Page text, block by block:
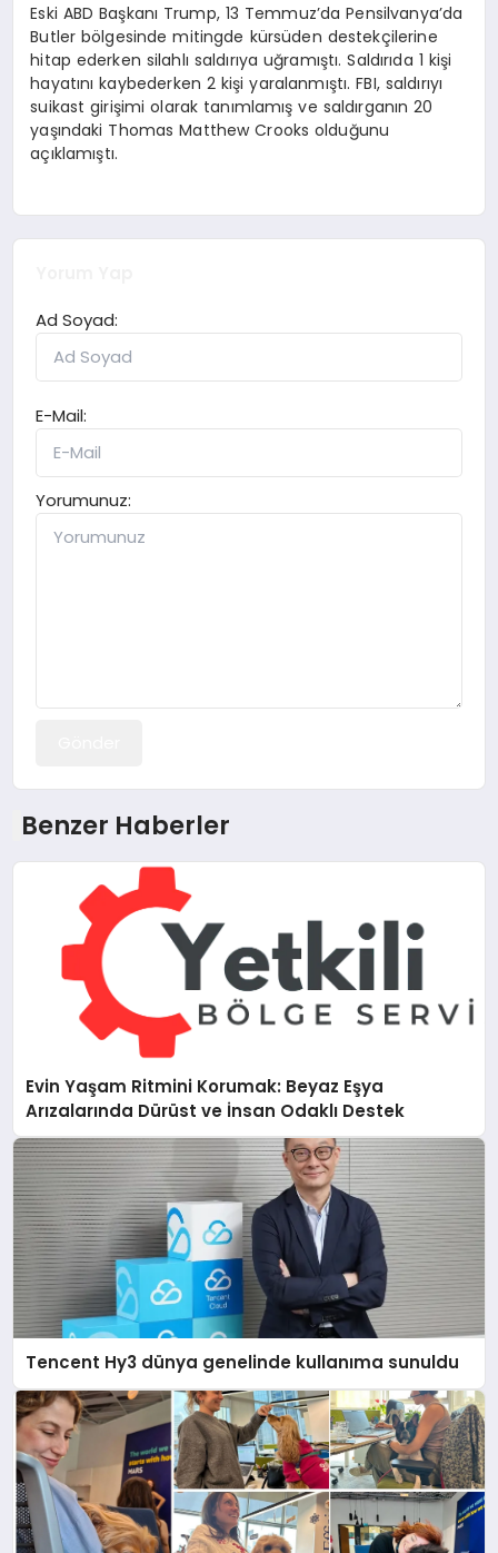
Eski ABD Başkanı Trump, 13 Temmuz’da Pensilvanya’da
Butler bölgesinde mitingde kürsüden destekçilerine
hitap ederken silahlı saldırıya uğramıştı. Saldırıda 1 kişi
hayatını kaybederken 2 kişi yaralanmıştı. FBI, saldırıyı
suikast girişimi olarak tanımlamış ve saldırganın 20
yaşındaki Thomas Matthew Crooks olduğunu
açıklamıştı.
Ad Soyad:
E-Mail:
Yorumunuz:
Benzer Haberler
Evin Yaşam Ritmini Korumak: Beyaz Eşya
Arızalarında Dürüst ve İnsan Odaklı Destek
Tencent Hy3 dünya genelinde kullanıma sunuldu